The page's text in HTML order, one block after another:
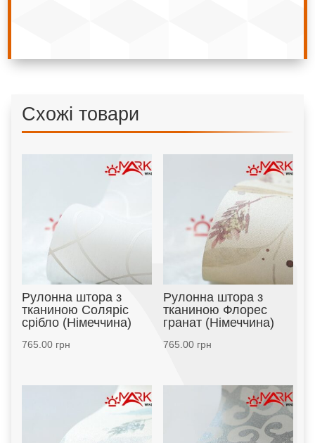
Схожі товари
Рулонна штора з
тканиною Соляріс
срібло (Німеччина)
765.00грн
Рулонна штора з
тканиною Флорес
гранат (Німеччина)
765.00грн